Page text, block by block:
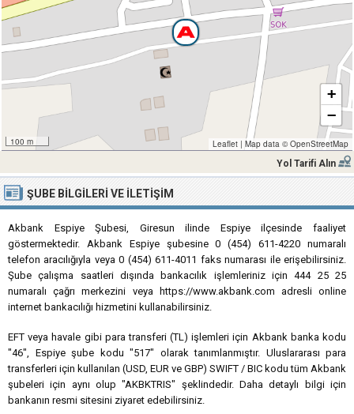
100 m
+
−
Leaflet | Map data ©OpenStreetMap
Yol Tarifi Alın
ŞUBE BILGILERI VE İLETIŞIM
Akbank Espiye Şubesi, Giresun ilinde Espiye ilçesinde faaliyet
göstermektedir. Akbank Espiye şubesine 0 (454) 611-4220 numaralı
telefon aracılığıyla veya 0 (454) 611-4011 faks numarası ile erişebilirsiniz.
Şube çalışma saatleri dışında bankacılık işlemleriniz için 444 25 25
numaralı çağrı merkezini veya https://www.akbank.com adresli online
internet bankacılığı hizmetini kullanabilirsiniz.
EFT veya havale gibi para transferi (TL) işlemleri için Akbank banka kodu
"46", Espiye şube kodu "517" olarak tanımlanmıştır. Uluslararası para
transferleri için kullanılan (USD, EUR ve GBP) SWIFT / BIC kodu tüm Akbank
şubeleri için aynı olup "AKBKTRIS" şeklindedir. Daha detaylı bilgi için
bankanın resmi sitesini ziyaret edebilirsiniz.